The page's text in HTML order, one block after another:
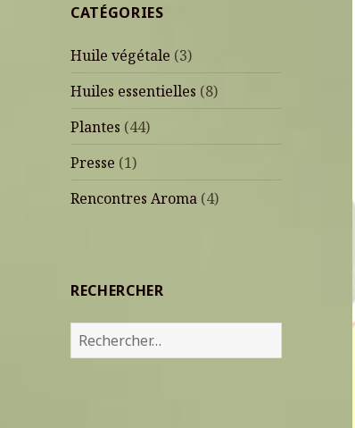
CATÉGORIES
Huile végétale (3)
Huiles essentielles (8)
Plantes (44)
Presse (1)
Rencontres Aroma (4)
RECHERCHER
Rechercher :